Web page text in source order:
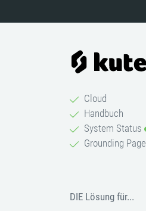
Cloud
Handbuch
System Status
Grounding Page
DIE Lösung für...